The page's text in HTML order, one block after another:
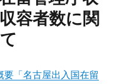
容者数に関
「名古屋出入国在留